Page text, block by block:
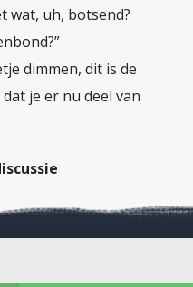
wat, uh, botsend?
dimmen, dit is de
je er nu deel van